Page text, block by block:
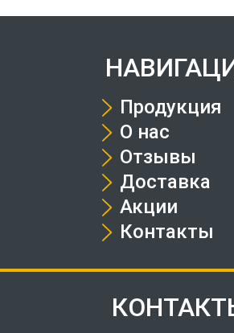
Продукция
О нас
Отзывы
Доставка
Акции
Контакты